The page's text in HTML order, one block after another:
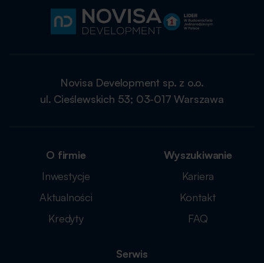
Novisa Development sp. z o.o.
ul. Cieślewskich 53; 03-017 Warszawa
O firmie
Inwestycje
Aktualności
Kredyty
Wyszukiwanie
Kariera
Kontakt
FAQ
Serwis